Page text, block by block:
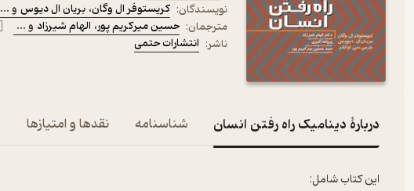
نویسندگان: کریستوفر ال وگان، بریان ال دیوس و ...
مترجمان: حسین میرکریم پور، الهام شیرزاد و ...
ناشر: انتشارات حتمی
دربارۀ دینامیک راه رفتن انسان شناسنامه نقدها و امتیازها